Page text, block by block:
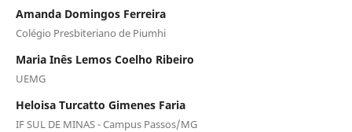
Amanda Domingos Ferreira
Colégio Presbiteriano de Piumhi
Maria Inês Lemos Coelho Ribeiro
UEMG
Heloisa Turcatto Gimenes Faria
IF SUL DE MINAS - Campus Passos/MG